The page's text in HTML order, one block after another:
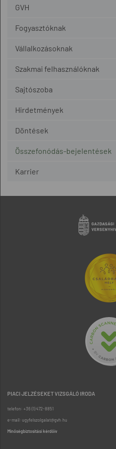
GVH
Fogyasztóknak
Vállalkozásoknak
Szakmai felhasználóknak
Sajtószoba
Hirdetmények
Döntések
Összefonódás-bejelentések
Karrier
PIACI JELZÉSEKET VIZSGÁLÓ IRODA
telefon: +36 (1) 472-8851
e-mail: ugyfelszolgalat@gvh.hu
Minőségbiztosítási kérdőív